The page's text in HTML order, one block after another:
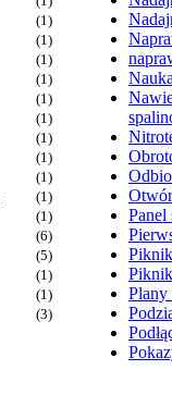
(1)
(1)
(1)
(1)
(1)
(1)
(1)
(1)
(1)
(1)
(1)
(6)
(5)
(1)
(1)
(3)
Panel
Plany